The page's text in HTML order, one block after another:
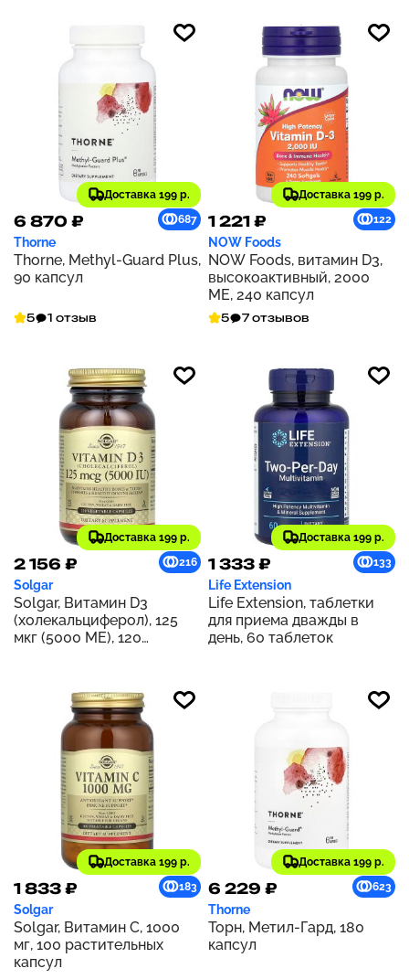
Доставка 199 р.
6 870 ₽ 687
Thorne
Thorne, Methyl-Guard Plus,
90 капсул
5 1 отзыв
Доставка 199 р.
1 221 ₽ 122
NOW Foods
NOW Foods, витамин D3,
высокоактивный, 2000
МЕ, 240 капсул
5 7 отзывов
Доставка 199 р.
2 156 ₽ 216
Solgar
Solgar, Витамин D3
(холекальциферол), 125
мкг (5000 МЕ), 120
Доставка 199 р.
1 333 ₽ 133
Life Extension
Life Extension, таблетки
для приема дважды в
день, 60 таблеток
Доставка 199 р.
1 833 ₽ 183
Solgar
Solgar, Витамин C, 1000
мг, 100 растительных
капсул
Доставка 199 р.
6 229 ₽ 623
Thorne
Торн, Метил-Гард, 180
капсул